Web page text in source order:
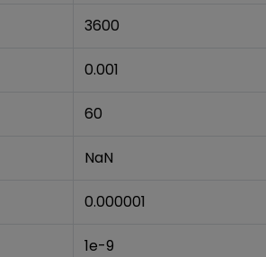
3600
0.001
60
NaN
0.000001
1e-9